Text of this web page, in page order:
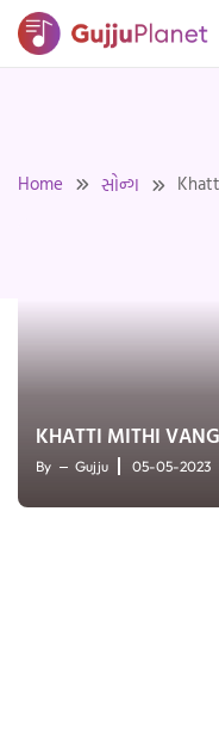
Skip
Home સોન્ગ
KHATTI MITHI
By Gujju 05-05-2023